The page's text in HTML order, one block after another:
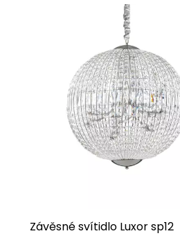
Závěsné svítidlo Luxor sp12